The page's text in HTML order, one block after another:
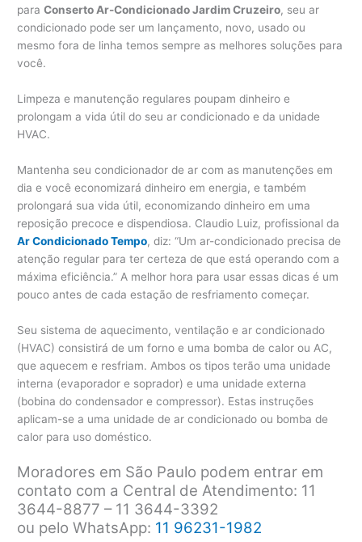
paraConserto Ar-Condicionado Jardim Cruzeiro, seu ar
condicionado pode ser um lançamento, novo, usado ou
mesmo fora de linha temos sempre as melhores soluções para
você.
Limpeza e manutenção regulares poupam dinheiro e
prolongam a vida útil do seu ar condicionado e da unidade
HVAC.
Mantenha seu condicionador de ar com as manutenções em
dia e você economizará dinheiro em energia, e também
prolongará sua vida útil, economizando dinheiro em uma
reposição precoce e dispendiosa. Claudio Luiz, profissional da
Ar Condicionado Tempo, diz: “Um ar-condicionado precisa de
atenção regular para ter certeza de que está operando com a
máxima eficiência.” A melhor hora para usar essas dicas é um
pouco antes de cada estação de resfriamento começar.
Seu sistema de aquecimento, ventilação e ar condicionado
(HVAC) consistirá de um forno e uma bomba de calor ou AC,
que aquecem e resfriam. Ambos os tipos terão uma unidade
interna (evaporador e soprador) e uma unidade externa
(bobina do condensador e compressor). Estas instruções
aplicam-se a uma unidade de ar condicionado ou bomba de
calor para uso doméstico.
Moradores em São Paulo podem entrar em
contato com a Central de Atendimento: 11
3644-8877 – 11 3644-3392
ou pelo WhatsApp: 11 96231-1982